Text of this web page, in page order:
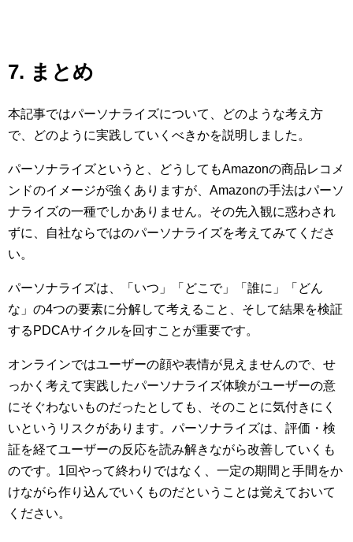
7. まとめ
本記事ではパーソナライズについて、どのような考え方
で、どのように実践していくべきかを説明しました。
パーソナライズというと、どうしてもAmazonの商品レコメ
ンドのイメージが強くありますが、Amazonの手法はパーソ
ナライズの一種でしかありません。その先入観に惑わされ
ずに、自社ならではのパーソナライズを考えてみてくださ
い。
パーソナライズは、「いつ」「どこで」「誰に」「どん
な」の4つの要素に分解して考えること、そして結果を検証
するPDCAサイクルを回すことが重要です。
オンラインではユーザーの顔や表情が見えませんので、せ
っかく考えて実践したパーソナライズ体験がユーザーの意
にそぐわないものだったとしても、そのことに気付きにく
いというリスクがあります。パーソナライズは、評価・検
証を経てユーザーの反応を読み解きながら改善していくも
のです。1回やって終わりではなく、一定の期間と手間をか
けながら作り込んでいくものだということは覚えておいて
ください。